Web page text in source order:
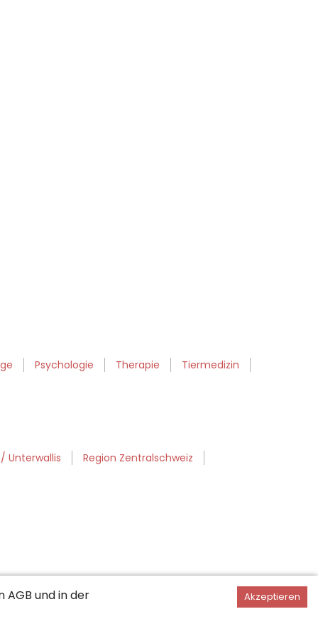
Psychologie Therapie Tiermedizin
Unterwallis Region Zentralschweiz
AGB und in der Akzeptieren